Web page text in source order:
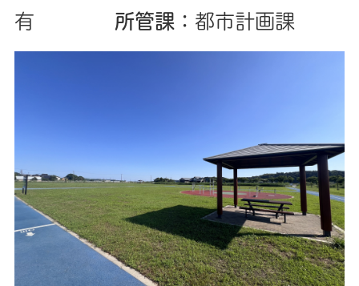
有 所管課 ：都市計画課